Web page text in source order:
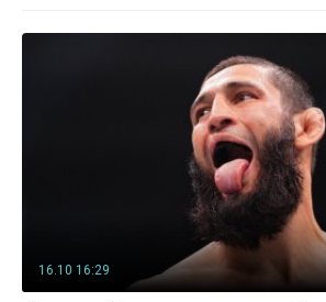
16.10 16:29